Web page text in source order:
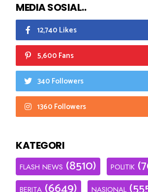
MEDIA SOSIAL..
12,740 Likes
5,600 Fans
340 Followers
1360 Followers
KATEGORI
FLASH NEWS (8510) POLITIK
BERITA NASIONAL